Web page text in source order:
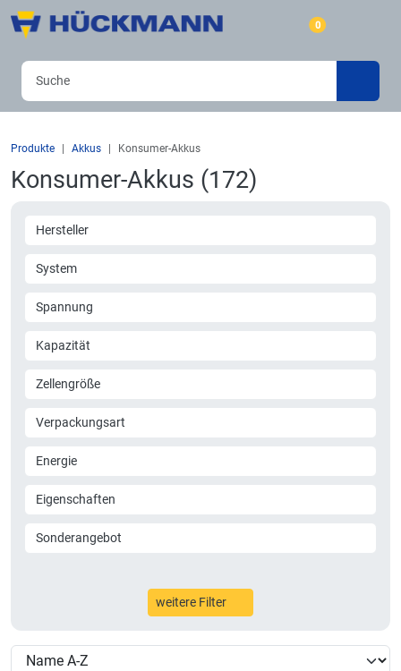
0
Produkte Akkus Konsumer-Akkus
Konsumer-Akkus (172)
Hersteller
System
Spannung
Kapazität
Zellengröße
Verpackungsart
Energie
Eigenschaften
Sonderangebot
weitere Filter